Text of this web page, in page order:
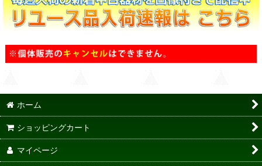
ホーム
ショッピングカート
マイページ